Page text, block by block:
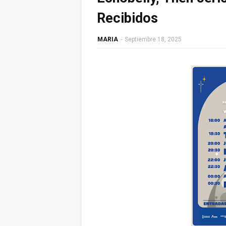
Recibidos
MARIA - Septiembre 18, 2025